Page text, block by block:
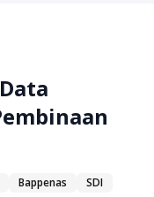
Bappenas
SDI